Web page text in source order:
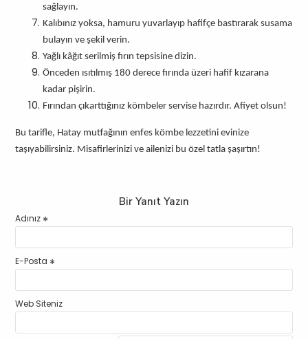
sağlayın.
Kalıbınız yoksa, hamuru yuvarlayıp hafifçe bastırarak susama
bulayın ve şekil verin.
Yağlı kâğıt serilmiş fırın tepsisine dizin.
Önceden ısıtılmış 180 derece fırında üzeri hafif kızarana
kadar pişirin.
Fırından çıkarttığınız kömbeler servise hazırdır. Afiyet olsun!
Bu tarifle, Hatay mutfağının enfes kömbe lezzetini evinize
taşıyabilirsiniz. Misafirlerinizi ve ailenizi bu özel tatla şaşırtın!
Bir Yanıt Yazın
Adınız
E-Posta
Web Siteniz